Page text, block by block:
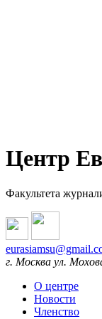
Центр
Факультета
г. Москва ул.
О центре
Новости
Членство